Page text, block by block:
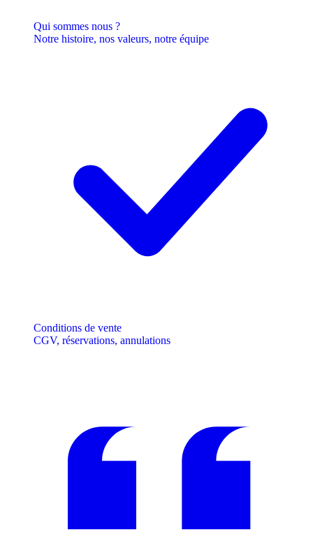
Qui sommes nous ?
Notre histoire, nos valeurs, notre équipe
Conditions de vente
CGV, réservations, annulations